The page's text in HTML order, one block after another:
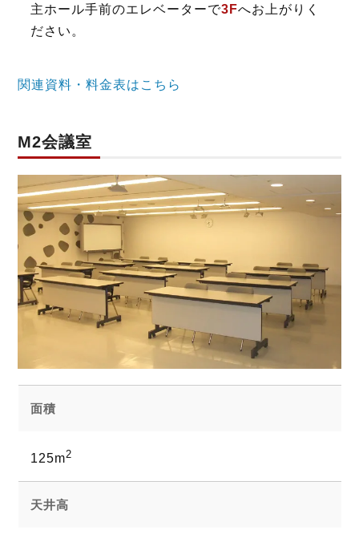
主ホール手前のエレベーターで3Fへお上がりく
ださい。
関連資料・料金表はこちら
M2会議室
面積
125m2
天井高